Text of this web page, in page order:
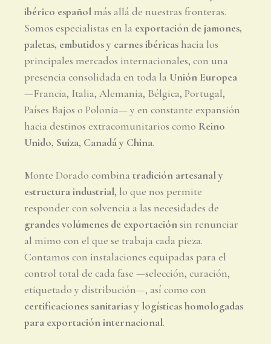
ibérico español más allá de nuestras fronteras.
Somos especialistas en la exportación de jamones,
paletas, embutidos y carnes ibéricashacia los
principales mercados internacionales, con una
presencia consolidada en toda la Unión Europea
—Francia, Italia, Alemania, Bélgica, Portugal,
Países Bajos o Polonia— y en constante expansión
hacia destinos extracomunitarios como Reino
Unido, Suiza, Canadá y China.
Monte Dorado combina tradición artesanal y
estructura industrial, lo que nos permite
responder con solvencia a las necesidades de
grandes volúmenes de exportaciónsin renunciar
al mimo con el que se trabaja cada pieza.
Contamos con instalaciones equipadas para el
control total de cada fase —selección, curación,
etiquetado y distribución—, así como con
certificaciones sanitarias y logísticas homologadas
para exportación internacional.